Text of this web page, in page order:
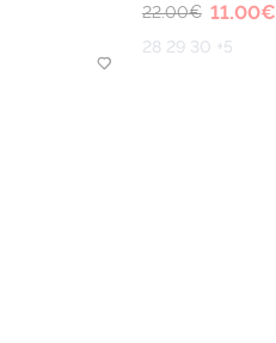
22.00€ 11.00€
28 29 30 +5